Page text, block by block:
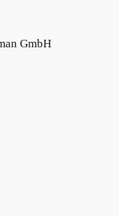
GmbH